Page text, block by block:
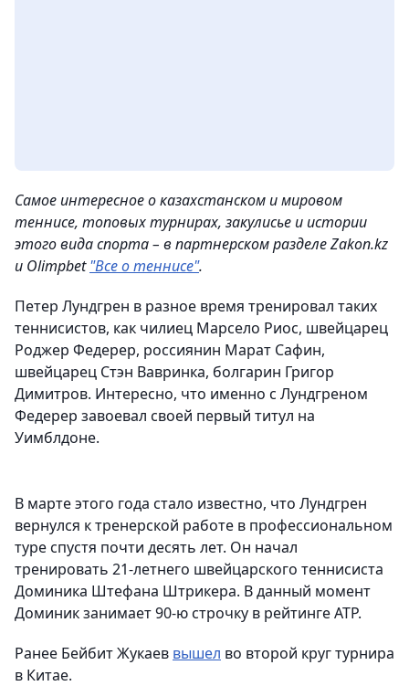
Самое интересное о казахстанском и мировом
теннисе, топовых турнирах, закулисье и истории
этого вида спорта – в партнерском разделе Zakon.kz
и Olimpbet"Все о теннисе".
Петер Лундгрен в разное время тренировал таких
теннисистов, как чилиец Марсело Риос, швейцарец
Роджер Федерер, россиянин Марат Сафин,
швейцарец Стэн Вавринка, болгарин Григор
Димитров. Интересно, что именно с Лундгреном
Федерер завоевал своей первый титул на
Уимблдоне.
В марте этого года стало известно, что Лундгрен
вернулся к тренерской работе в профессиональном
туре спустя почти десять лет. Он начал
тренировать 21-летнего швейцарского теннисиста
Доминика Штефана Штрикера. В данный момент
Доминик занимает 90-ю строчку в рейтинге ATP.
Ранее Бейбит Жукаев вышел во второй круг турнира
в Китае.